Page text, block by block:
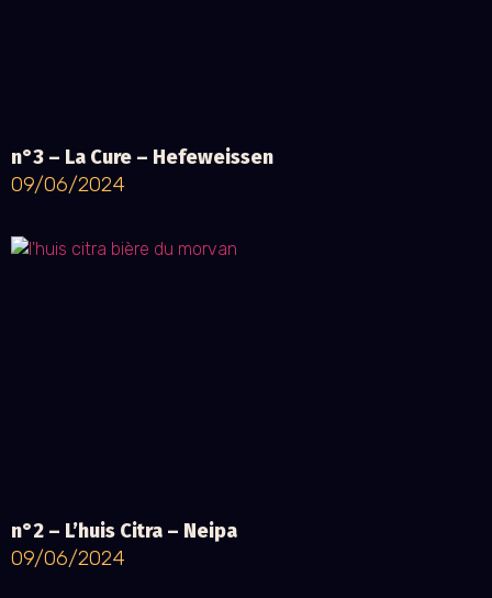
n°3 – La Cure – Hefeweissen
09/06/2024
n°2 – L’huis Citra – Neipa
09/06/2024